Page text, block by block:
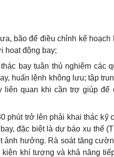
bão để điều chỉnh kế hoạch
hoạt động bay;
bay tuân thủ nghiêm các
huấn lệnh không lưu; tập
liên quan khi cần trợ giúp để
phút trở l ên phải khai thác kỹ
đặc biệt là dự báo xu thế
hưởng. Rà soát tăng
kiện khí tượng và khả năng